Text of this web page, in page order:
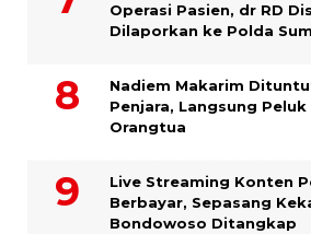
Operasi Pasien, dr RD
Dilaporkan ke Polda
​Nadiem Makarim
Penjara, Langsung
Orangtua
Live Streaming Konten
Berbayar, Sepasang
Bondowoso Ditangkap